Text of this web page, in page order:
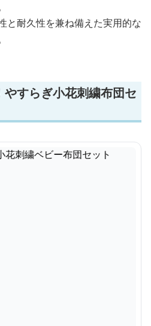
と耐久性を兼ね備えた実用的な
すらぎ小花刺繍布団セ